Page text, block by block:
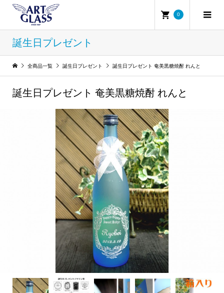
0
誕生日プレゼント
全商品一覧 誕生日プレゼント 誕生日プレゼント 奄美黒糖焼酎 れんと
誕生日プレゼント 奄美黒糖焼酎 れんと